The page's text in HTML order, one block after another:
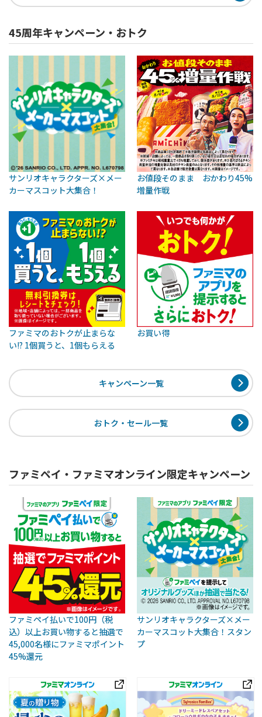
45周年キャンペーン・おトク
サンリオキャラクターズ×メー
カーマスコット大集合！
お値段そのまま おかわり45%
増量作戦
ファミマのおトクが止まらな
い!? 1個買うと、1個もらえる
お買い得
キャンペーン一覧
おトク・セール一覧
ファミペイ・ファミマオンライン限定キャンペーン
ファミペイ払いで100円（税
込）以上お買い物すると抽選で
45,000名様にファミマポイント
45%還元
サンリオキャラクターズ×メー
カーマスコット大集合！スタン
プ